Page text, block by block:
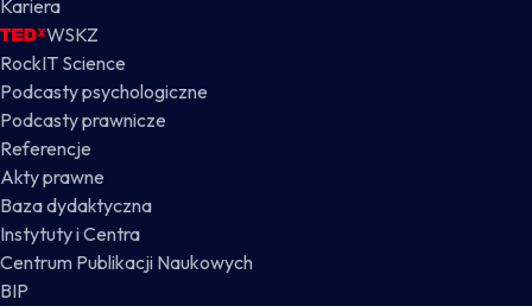
Kariera
WSKZ
RockIT Science
Podcasty psychologiczne
Podcasty prawnicze
Referencje
Akty prawne
Baza dydaktyczna
Instytuty i Centra
Centrum Publikacji Naukowych
BIP